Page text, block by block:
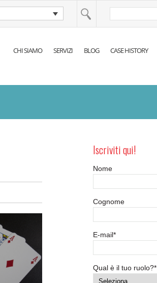
CHI SIAMO SERVIZI BLOG CASE HISTORY
Iscriviti qui!
Nome
Cognome
E-mail*
Qual è il tuo ruolo?*